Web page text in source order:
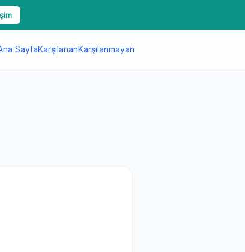
SayfaKarşılananKarşılanmayan